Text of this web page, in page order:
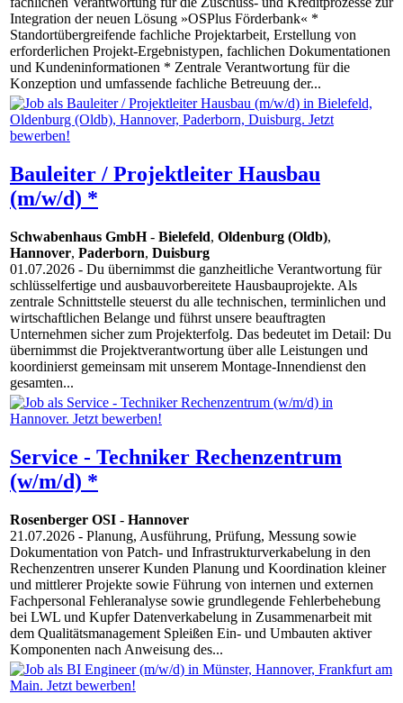
Integration der neuen Lösung »OSPlus Förderbank« *
Standortübergreifende fachliche Projektarbeit, Erstellung von
erforderlichen Projekt-Ergebnistypen, fachlichen Dokumentationen
und Kundeninformationen * Zentrale Verantwortung für die
Konzeption und umfassende fachliche Betreuung der...
Bauleiter / Projektleiter Hausbau
(m/w/d) *
Schwabenhaus GmbH- Bielefeld, Oldenburg (Oldb),
Hannover, Paderborn, Duisburg
01.07.2026 - Du übernimmst die ganzheitliche Verantwortung für
schlüsselfertige und ausbauvorbereitete Hausbauprojekte. Als
zentrale Schnittstelle steuerst du alle technischen, terminlichen und
wirtschaftlichen Belange und führst unsere beauftragten
Unternehmen sicher zum Projekterfolg. Das bedeutet im Detail: Du
übernimmst die Projektverantwortung über alle Leistungen und
koordinierst gemeinsam mit unserem Montage-Innendienst den
gesamten...
Service - Techniker Rechenzentrum
(w/m/d) *
Rosenberger OSI - Hannover
21.07.2026 - Planung, Ausführung, Prüfung, Messung sowie
Dokumentation von Patch- und Infrastrukturverkabelung in den
Rechenzentren unserer Kunden Planung und Koordination kleiner
und mittlerer Projekte sowie Führung von internen und externen
Fachpersonal Fehleranalyse sowie grundlegende Fehlerbehebung
bei LWL und Kupfer Datenverkabelung in Zusammenarbeit mit
dem Qualitätsmanagement Spleißen Ein- und Umbauten aktiver
Komponenten nach Anweisung des...